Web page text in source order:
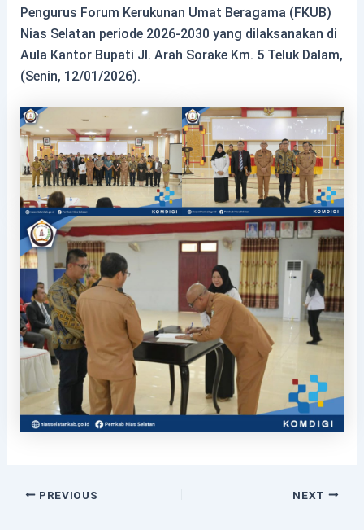
Pengurus Forum Kerukunan Umat Beragama (FKUB)
Nias Selatan periode 2026-2030 yang dilaksanakan di
Aula Kantor Bupati Jl. Arah Sorake Km. 5 Teluk Dalam,
(Senin, 12/01/2026).
PREVIOUS NEXT